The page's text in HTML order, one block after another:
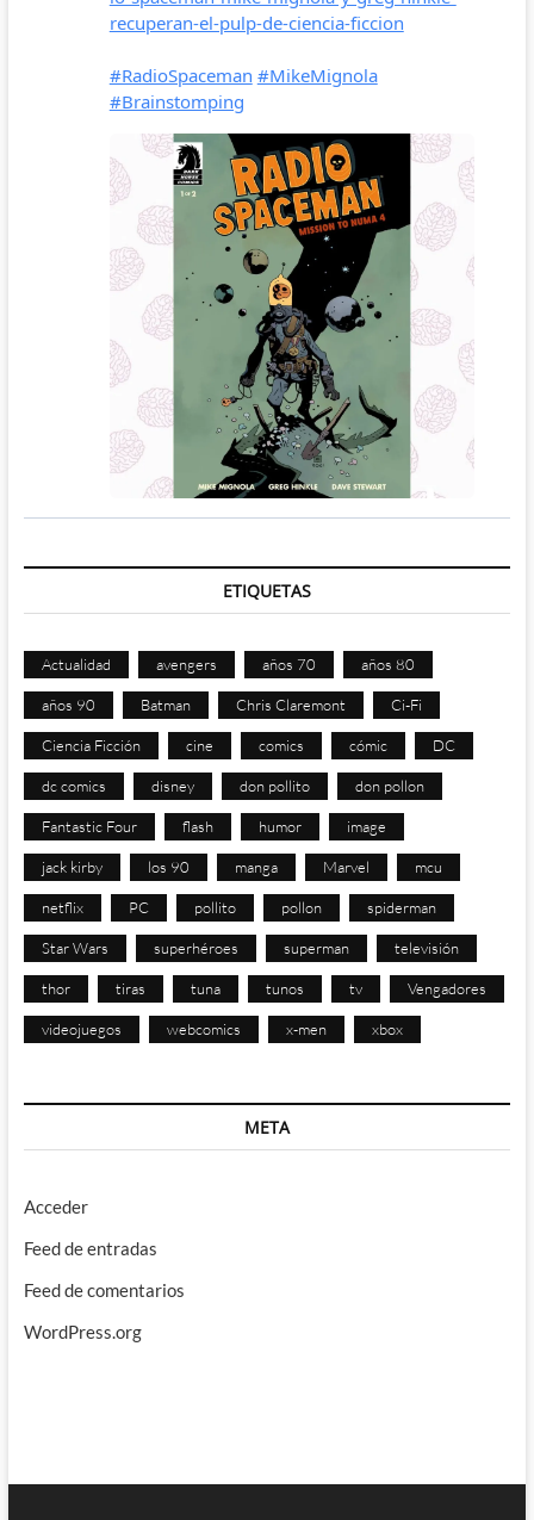
ETIQUETAS
Actualidad avengers años 70 años 80
años 90 Batman Chris Claremont Ci-Fi
Ciencia Ficción cine comics cómic DC
dc comics disney don pollito don pollon
Fantastic Four flash humor image
jack kirby los 90 manga Marvel mcu
netflix PC pollito pollon spiderman
Star Wars superhéroes superman televisión
thor tiras tuna tunos tv Vengadores
videojuegos webcomics x-men xbox
META
Acceder
Feed de entradas
Feed de comentarios
WordPress.org